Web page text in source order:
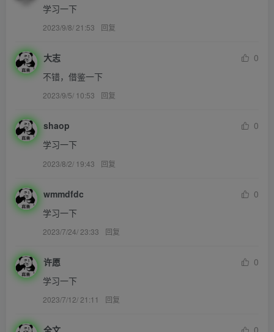
学习一下
2023/9/8/ 21:53 回复
大志
0
不错，借鉴一下
2023/9/5/ 10:53 回复
shaop
0
学习一下
2023/8/2/ 19:43 回复
wmmdfdc
0
学习一下
2023/7/24/ 23:33 回复
许愿
0
学习一下
2023/7/12/ 21:11 回复